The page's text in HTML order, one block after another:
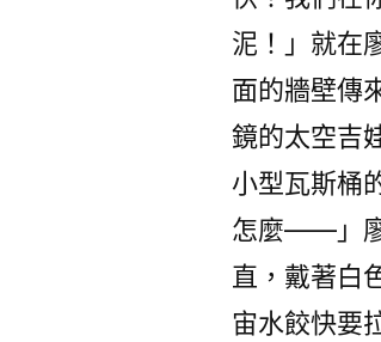
泥！」就在
面的牆壁傳
鏡的太空吉
小型瓦斯桶
怎麼——」廖
直，戴著白
宙水餃快要